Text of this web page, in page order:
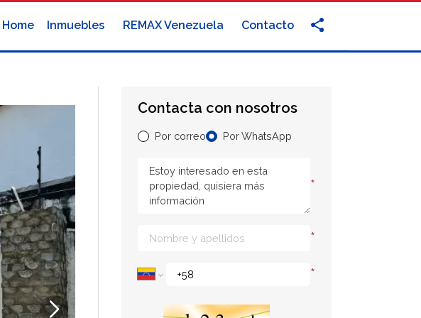
Home Inmuebles REMAX Venezuela Contacto
Contacta con nosotros
Por correo Por WhatsApp
*
*
*